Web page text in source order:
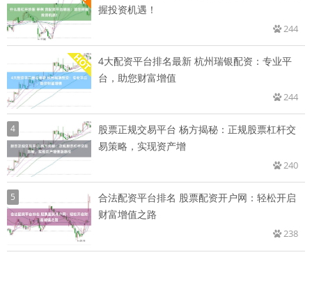
握投资机遇！
244
4大配资平台排名最新 杭州瑞银配资：专业平
台，助您财富增值
244
4
股票正规交易平台 杨方揭秘：正规股票杠杆交
易策略，实现资产增
240
5
合法配资平台排名 股票配资开户网：轻松开启
财富增值之路
238